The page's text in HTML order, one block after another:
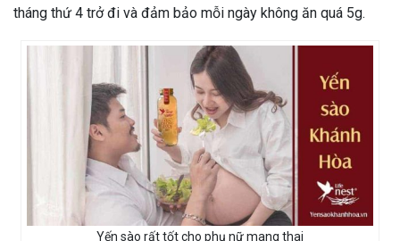
tháng thứ 4 trở đi và đảm bảo mỗi ngày không ăn quá 5g.
Yến sào rất tốt cho phụ nữ mang thai